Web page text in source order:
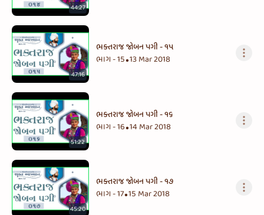
44:27
47:16
ભક્તરાજ જોબન પગી - ૧૫
ભાગ - 15•13 Mar 2018
51:22
ભક્તરાજ જોબન પગી - ૧૬
ભાગ - 16•14 Mar 2018
45:20
ભક્તરાજ જોબન પગી - ૧૭
ભાગ - 17•15 Mar 2018